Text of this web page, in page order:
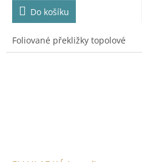
Do košíku
Foliované překližky topolové